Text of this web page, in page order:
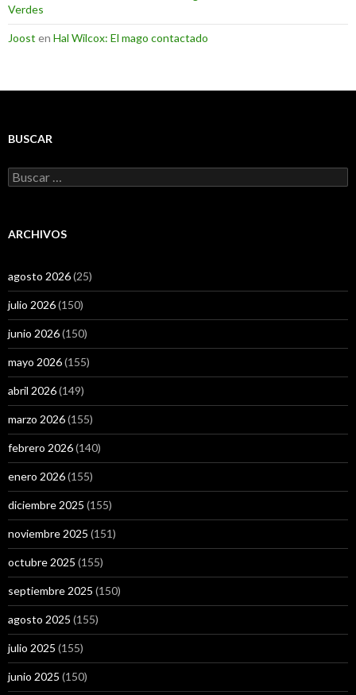
Verdes
Joost en Hal Wilcox: El mago contactado
BUSCAR
Buscar:
ARCHIVOS
agosto 2026(25)
julio 2026(150)
junio 2026(150)
mayo 2026(155)
abril 2026(149)
marzo 2026(155)
febrero 2026(140)
enero 2026(155)
diciembre 2025 (155)
noviembre 2025 (151)
octubre 2025 (155)
septiembre 2025 (150)
agosto 2025 (155)
julio 2025 (155)
junio 2025 (150)